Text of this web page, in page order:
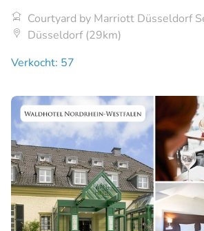
Courtyard by Marriott Düsseldorf
Düsseldorf (29km)
Verkocht: 57